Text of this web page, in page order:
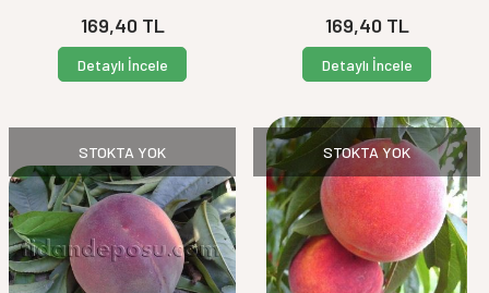
169,40TL
Detaylı İncele
169,40TL
Detaylı İncele
STOKTA YOK STOKTA YOK